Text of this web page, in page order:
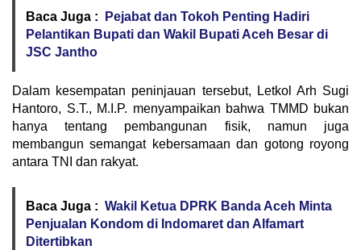
Baca Juga :
Pejabat dan Tokoh Penting Hadiri
Pelantikan Bupati dan Wakil Bupati Aceh Besar di
JSC Jantho
Dalam kesempatan peninjauan tersebut, Letkol Arh Sugi
Hantoro, S.T., M.I.P. menyampaikan bahwa TMMD bukan
hanya tentang pembangunan fisik, namun juga
membangun semangat kebersamaan dan gotong royong
antara TNI dan rakyat.
Baca Juga : Wakil Ketua DPRK Banda Aceh Minta
Penjualan Kondom di Indomaret dan Alfamart
Ditertibkan